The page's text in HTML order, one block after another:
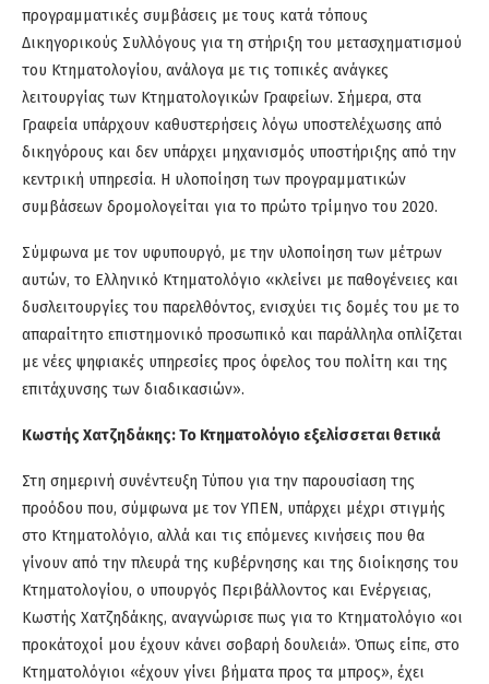
προγραμματικές συμβάσεις με τους κατά τόπους
Δικηγορικούς Συλλόγους για τη στήριξη του μετασχηματισμού
του Κτηματολογίου, ανάλογα με τις τοπικές ανάγκες
λειτουργίας των Κτηματολογικών Γραφείων. Σήμερα, στα
Γραφεία υπάρχουν καθυστερήσεις λόγω υποστελέχωσης από
δικηγόρους και δεν υπάρχει μηχανισμός υποστήριξης από την
κεντρική υπηρεσία. Η υλοποίηση των προγραμματικών
συμβάσεων δρομολογείται για το πρώτο τρίμηνο του 2020.
Σύμφωνα με τον υφυπουργό, με την υλοποίηση των μέτρων
αυτών, το Ελληνικό Κτηματολόγιο «κλείνει με παθογένειες και
δυσλειτουργίες του παρελθόντος, ενισχύει τις δομές του με το
απαραίτητο επιστημονικό προσωπικό και παράλληλα οπλίζεται
με νέες ψηφιακές υπηρεσίες προς όφελος του πολίτη και της
επιτάχυνσης των διαδικασιών».
Κωστής Χατζηδάκης: Το Κτηματολόγιο εξελίσσεται θετικά
Στη σημερινή συνέντευξη Τύπου για την παρουσίαση της
προόδου που, σύμφωνα με τον ΥΠΕΝ, υπάρχει μέχρι στιγμής
στο Κτηματολόγιο, αλλά και τις επόμενες κινήσεις που θα
γίνουν από την πλευρά της κυβέρνησης και της διοίκησης του
Κτηματολογίου, ο υπουργός Περιβάλλοντος και Ενέργειας,
Κωστής Χατζηδάκης, αναγνώρισε πως για το Κτηματολόγιο «οι
προκάτοχοί μου έχουν κάνει σοβαρή δουλειά». Όπως είπε, στο
Κτηματολόγιοι «έχουν γίνει βήματα προς τα μπρος», έχει